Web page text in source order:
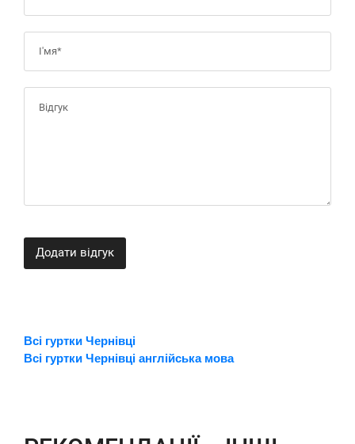
Додати відгук
Всі гуртки Чернівці
Всі гуртки Чернівці англійська мова